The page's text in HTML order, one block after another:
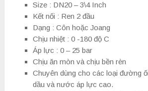
Size : DN20 – 3\4 Inch
Kết nối : Ren 2 đầu
Dạng : Côn hoặc Joang
Chịu nhiệt : 0 -180 độ C
Áp lực : 0 – 25 bar
Chịu ăn mòn và chịu bền rèn
Chuyên dùng cho các loại đường
dầu và nước áp lực cao.